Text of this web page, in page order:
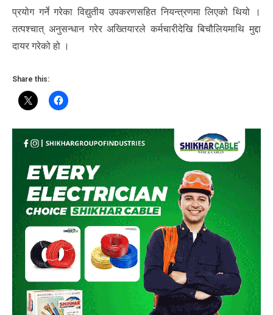
प्रयोग गर्ने गरेका विद्युतीय उपकरणसहित नियन्त्रणमा लिएको थियो ।
तत्पश्चात् अनुसन्धान गरेर अख्तियारले कर्मचारीदेखि बिचौलियमाथि मुद्दा
दायर गरेको हो ।
Share this: